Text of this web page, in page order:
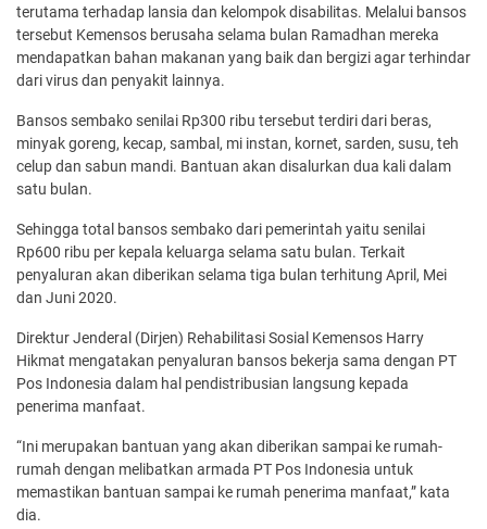
terutama terhadap lansia dan kelompok disabilitas. Melalui bansos
tersebut Kemensos berusaha selama bulan Ramadhan mereka
mendapatkan bahan makanan yang baik dan bergizi agar terhindar
dari virus dan penyakit lainnya.
Bansos sembako senilai Rp300 ribu tersebut terdiri dari beras,
minyak goreng, kecap, sambal, mi instan, kornet, sarden, susu, teh
celup dan sabun mandi. Bantuan akan disalurkan dua kali dalam
satu bulan.
Sehingga total bansos sembako dari pemerintah yaitu senilai
Rp600 ribu per kepala keluarga selama satu bulan. Terkait
penyaluran akan diberikan selama tiga bulan terhitung April, Mei
dan Juni 2020.
Direktur Jenderal (Dirjen) Rehabilitasi Sosial Kemensos Harry
Hikmat mengatakan penyaluran bansos bekerja sama dengan PT
Pos Indonesia dalam hal pendistribusian langsung kepada
penerima manfaat.
“Ini merupakan bantuan yang akan diberikan sampai ke rumah-
rumah dengan melibatkan armada PT Pos Indonesia untuk
memastikan bantuan sampai ke rumah penerima manfaat,” kata
dia.